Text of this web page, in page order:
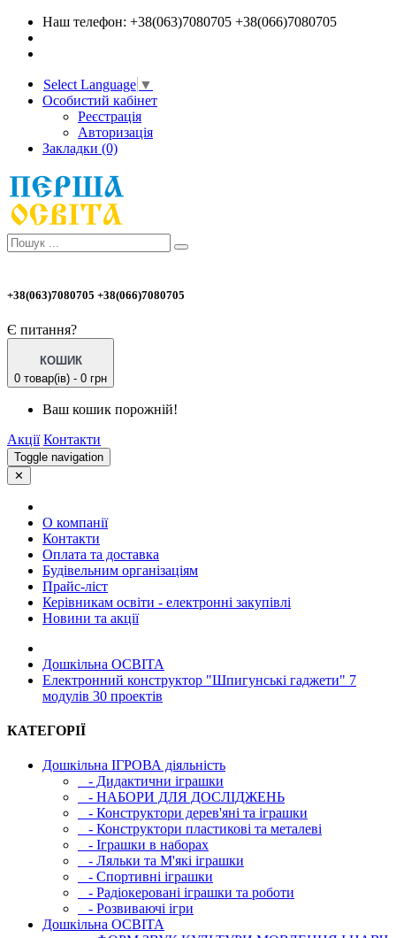
Наш телефон: +38(063)7080705 +38(066)7080705
Select Language ▼
Особистий кабінет
Реєстрація
Авторизація
Закладки (0)
+38(063)7080705 +38(066)7080705
Є питання?
КОШИК
0 товар(ів) - 0 грн
Ваш кошик порожній!
Акції Контакти
Toggle navigation
✕
О компанії
Контакти
Оплата та доставка
Будівельним організаціям
Прайс-ліст
Керівникам освіти - електронні закупівлі
Новини та акції
Дошкільна ОСВIТА
Електронний конструктор "Шпигунські гаджети" 7
модулів 30 проектів
КАТЕГОРІЇ
Дошкільна ІГРОВА діяльність
- Дидактични іграшки
- НАБОРИ ДЛЯ ДОСЛІДЖЕНЬ
- Конструктори дерев'яні та іграшки
- Конструктори пластикові та металеві
- Іграшки в наборах
- Ляльки та М'які іграшки
- Спортивні іграшки
- Радіокеровані іграшки та роботи
- Розвиваючі ігри
Дошкільна ОСВIТА